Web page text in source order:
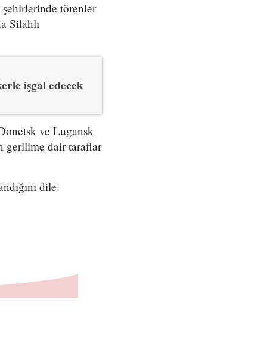
törenler
Silahlı
işgal edecek
ve Lugansk
gerilime dair taraflar
dile